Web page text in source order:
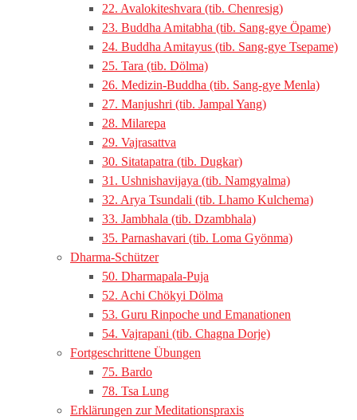
22. Avalokiteshvara (tib. Chenresig)
23. Buddha Amitabha (tib. Sang-gye Öpame)
24. Buddha Amitayus (tib. Sang-gye Tsepame)
25. Tara (tib. Dölma)
26. Medizin-Buddha (tib. Sang-gye Menla)
27. Manjushri (tib. Jampal Yang)
28. Milarepa
29. Vajrasattva
30. Sitatapatra (tib. Dugkar)
31. Ushnishavijaya (tib. Namgyalma)
32. Arya Tsundali (tib. Lhamo Kulchema)
33. Jambhala (tib. Dzambhala)
35. Parnashavari (tib. Loma Gyönma)
Dharma-Schützer
50. Dharmapala-Puja
52. Achi Chökyi Dölma
53. Guru Rinpoche und Emanationen
54. Vajrapani (tib. Chagna Dorje)
Fortgeschrittene Übungen
75. Bardo
78. Tsa Lung
Erklärungen zur Meditationspraxis